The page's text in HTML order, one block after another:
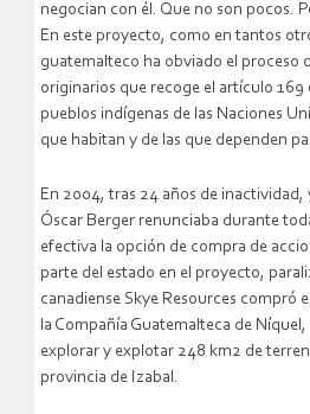
negocian con él. Que no son pocos.
En este proyecto, como en tantos
guatemalteco ha obviado el proceso
originarios que recoge el artículo 169
pueblos indígenas de las Naciones
que habitan y de las que dependen
En 2004, tras 24 años de
Óscar Berger renunciaba durante
efectiva la opción de compra de
parte del estado en el proyecto,
canadiense Skye Resources compró
la Compañía Guatemalteca de
explorar y explotar 248 km2 de
provincia de Izabal.